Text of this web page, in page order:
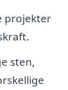
projekter
sten,